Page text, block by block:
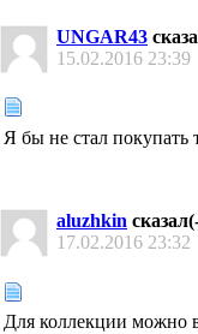
UNGAR43
15.02.2016 23:39
Я бы не стал покупать
aluzhkin
17.02.2016 23:32
Для коллекции можно